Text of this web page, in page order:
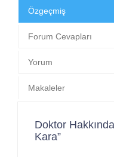
Özgeçmiş
Forum Cevapları
Yorum
Makaleler
Doktor
Kara”